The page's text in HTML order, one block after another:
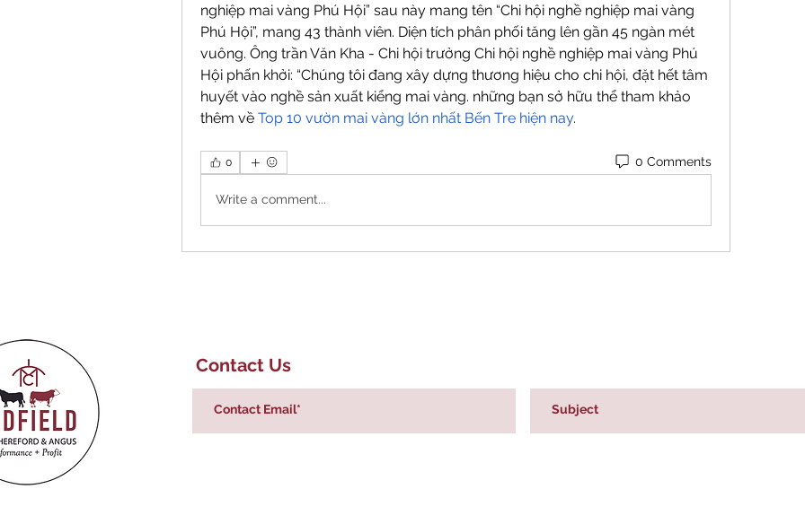
nghiệp mai vàng Phú Hội” sau này mang tên “Chi hội nghề nghiệp mai vàng
Phú Hội”, mang 43 thành viên. Diện tích phân phối tăng lên gần 45 ngàn mét
vuông. Ông trần Văn Kha - Chi hội trưởng Chi hội nghề nghiệp mai vàng Phú
Hội phấn khởi: “Chúng tôi đang xây dựng thương hiệu cho chi hội, đặt hết tâm
huyết vào nghề sản xuất kiểng mai vàng. những bạn sở hữu thể tham khảo
thêm về Top 10 vườn mai vàng lớn nhất Bến Tre hiện nay.
0 0 Comments
Write a comment...
Contact Us